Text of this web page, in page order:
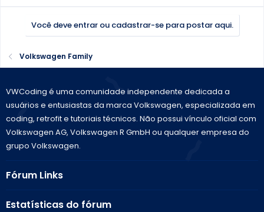
Você deve entrar ou cadastrar-se para postar aqui.
Volkswagen Family
VWCoding é uma comunidade independente dedicada a
usuários e entusiastas da marca Volkswagen, especializada em
coding, retrofit e tutoriais técnicos. Não possui vínculo oficial com
Volkswagen AG, Volkswagen R GmbH ou qualquer empresa do
grupo Volkswagen.
Fórum Links
Estatísticas do fórum